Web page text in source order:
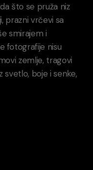
što se pruža niz
prazni vrčevi sa
smirajem i
fotografije nisu
zemlje, tragovi
svetlo, boje i senke,